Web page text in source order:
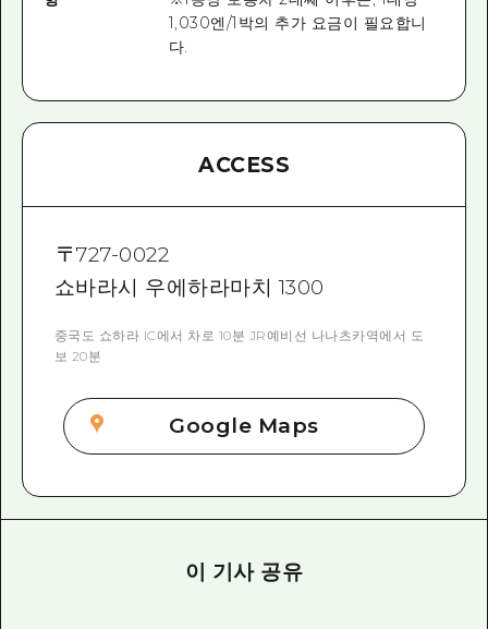
1,030엔/1박의 추가 요금이 필요합니
다.
ACCESS
〒727-0022
쇼바라시 우에하라마치 1300
중국도 쇼하라 IC에서 차로 10분 JR예비선 나나츠카역에서 도
보 20분
Google Maps
이 기사 공유